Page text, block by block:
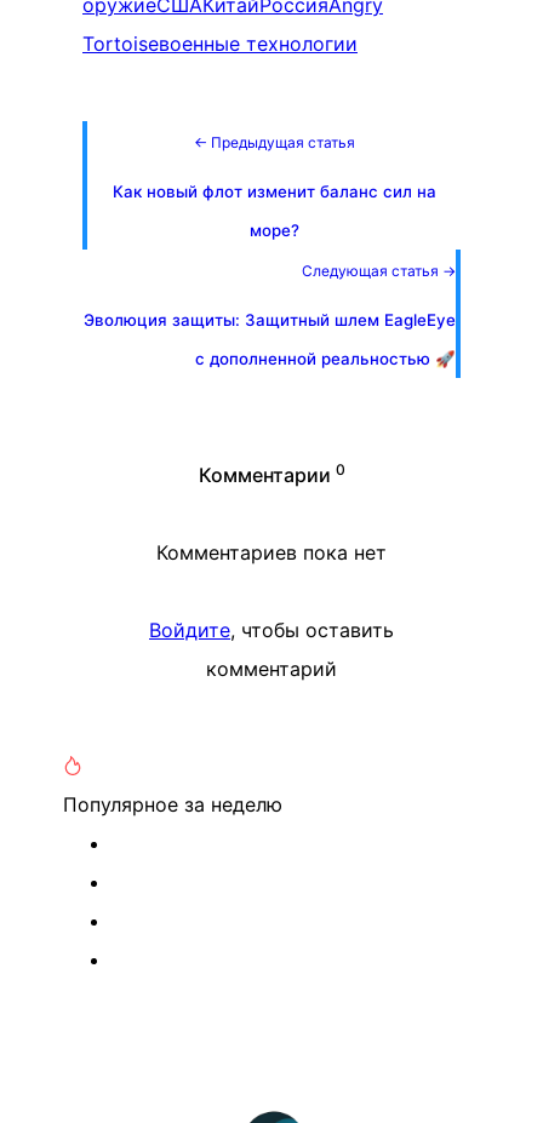
Tortoiseвоенные технологии
← Предыдущая статья
Как новый флот изменит баланс сил на
море?
Следующая статья →
Эволюция защиты: Защитный шлем EagleEye
с дополненной реальностью 🚀
Комментарии 0
Комментариев пока нет
Войдите, чтобы оставить
комментарий
Популярное за неделю